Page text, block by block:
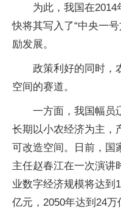
为此，我国在2014
快将其写入了“中央一
励发展。
政策利好的同时，
空间的赛道。
一方面，我国幅员
长期以小农经济为主，
可改造空间。日前，国
主任赵春江在一次演讲
业数字经济规模将达到
亿元，2050年达到24万